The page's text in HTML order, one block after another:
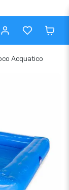
Acquatico